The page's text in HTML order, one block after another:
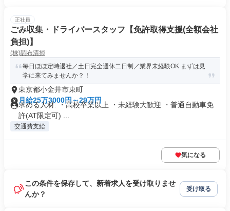
正社員
ごみ収集・ドライバースタッフ【免許取得支援(全額会社
負担)】
(株)調布清掃
毎日ほぼ定時退社／土日完全週休二日制／業界未経験OK まずは見
学に来てみませんか？！
東京都小金井市東町
月給25万3000円～29万円
求める人材: ・高校卒業以上 ・未経験大歓迎 ・普通自動車免
許(AT限定可) ...
交通費支給
気になる
この条件を保存して、新着求人を受け取りませ
んか？
受け取る